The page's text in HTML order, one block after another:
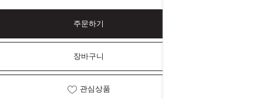
주문하기
장바구니
관심상품